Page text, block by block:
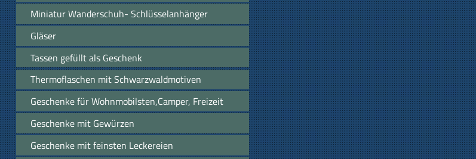
Miniatur Wanderschuh- Schlüsselanhänger
Gläser
Tassen gefüllt als Geschenk
Thermoflaschen mit Schwarzwaldmotiven
Geschenke für Wohnmobilsten,Camper, Freizeit
Geschenke mit Gewürzen
Geschenke mit feinsten Leckereien